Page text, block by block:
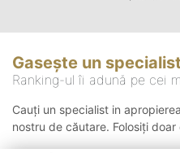
Gasește un specialist
Ranking-ul îi adună pe cei
Cauți un specialist in
nostru de căutare. Folosiți